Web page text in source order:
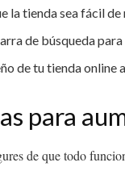
la tienda sea fácil de
de búsqueda
de tu tienda
para
de que todo